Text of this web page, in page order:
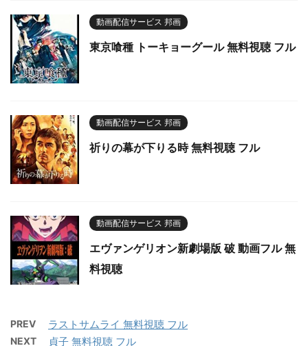
動画配信サービス 邦画
東京喰種 トーキョーグール 無料視聴 フル
動画配信サービス 邦画
祈りの幕が下りる時 無料視聴 フル
動画配信サービス 邦画
エヴァンゲリオン新劇場版 破 動画フル 無
料視聴
PREV ラストサムライ 無料視聴 フル
NEXT 貞子 無料視聴 フル